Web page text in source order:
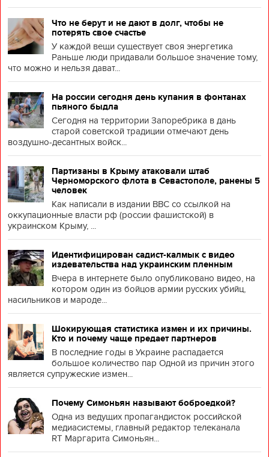
Что не берут и не дают в долг, чтобы не
потерять свое счастье
У каждой вещи существует своя энергетика
Раньше люди придавали большое значение тому,
что можно и нельзя дават...
На россии сегодня день купания в фонтанах
пьяного быдла
Сегодня на территории Запоребрика в дань
старой советской традиции отмечают день
воздушно-десантных войск...
Партизаны в Крыму атаковали штаб
Черноморского флота в Севастополе, ранены 5
человек
Как написали в издании BBC со ссылкой на
оккупационные власти рф (россии фашистской) в
украинском Крыму, ...
Идентифицирован садист-калмык с видео
издевательства над украинским пленным
Вчера в интернете было опубликовано видео, на
котором один из бойцов армии русских убийц,
насильников и мароде...
Шокирующая статистика измен и их причины.
Кто и почему чаще предает партнеров
В последние годы в Украине распадается
большое количество пар Одной из причин этого
является супружеские измен...
Почему Симоньян называют боброедкой?
Одна из ведущих пропагандисток российской
медиасистемы, главный редактор телеканала
RT Маргарита Симоньян...